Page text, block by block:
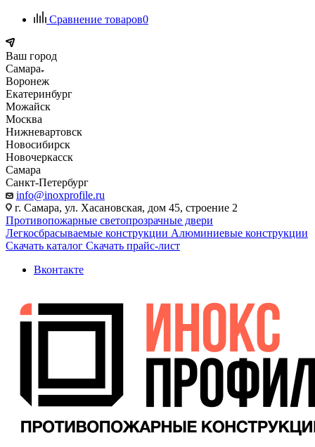
Сравнение товаров0
Ваш город
Самара
Воронеж
Екатеринбург
Можайск
Москва
Нижневартовск
Новосибирск
Новочеркасск
Самара
Санкт-Петербург
info@inoxprofile.ru
г. Самара, ул. Хасановская, дом 45, строение 2
Противопожарные светопрозрачные двери
Легкосбрасываемые конструкции Алюминиевые конструкции
Скачать каталог Скачать прайс-лист
Вконтакте